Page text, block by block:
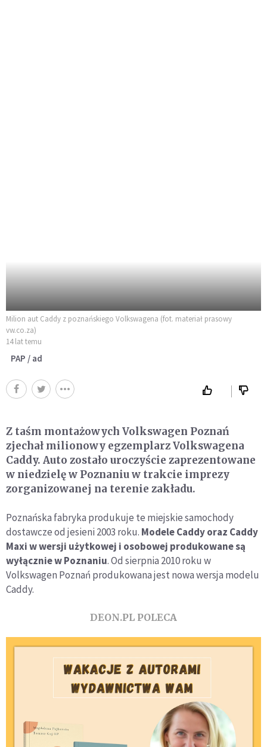
Milion aut Caddy z poznańskiego Volkswagena (fot. materiał prasowy
vw.co.za)
14 lat temu
PAP / ad
Z taśm montażowych Volkswagen Poznań
zjechał milionowy egzemplarz Volkswagena
Caddy. Auto zostało uroczyście zaprezentowane
w niedzielę w Poznaniu w trakcie imprezy
zorganizowanej na terenie zakładu.
Poznańska fabryka produkuje te miejskie samochody
dostawcze od jesieni 2003 roku. Modele Caddy oraz Caddy
Maxi w wersji użytkowej i osobowej produkowane są
wyłącznie w Poznaniu. Od sierpnia 2010 roku w
Volkswagen Poznań produkowana jest nowa wersja modelu
Caddy.
DEON.PL POLECA